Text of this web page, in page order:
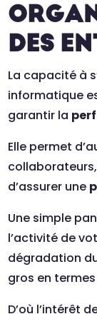
DES
La capacité à
informatique
garantir la
Elle permet
d’assurer une
Une simple
l’activité de
dégradation
gros en
D’où l’intérêt